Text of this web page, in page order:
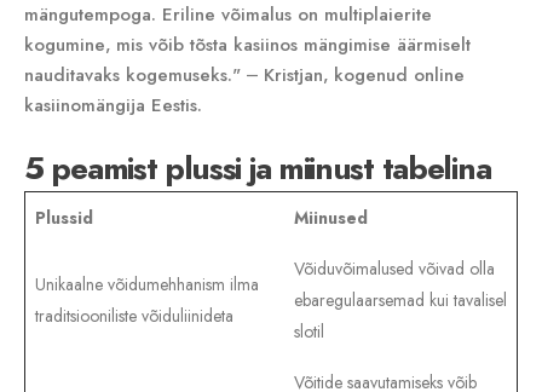
mängutempoga. Eriline võimalus on multiplaierite
kogumine‚ mis võib tõsta kasiinos mängimise äärmiselt
nauditavaks kogemuseks." ⎼ Kristjan‚ kogenud online
kasiinomängija Eestis.
5 peamist plussi ja miinust tabelina
Plussid Miinused
Unikaalne võidumehhanism ilma
traditsiooniliste võiduliinideta
Võiduvõimalused võivad olla
ebaregulaarsemad kui tavalisel
slotil
Võitide saavutamiseks võib